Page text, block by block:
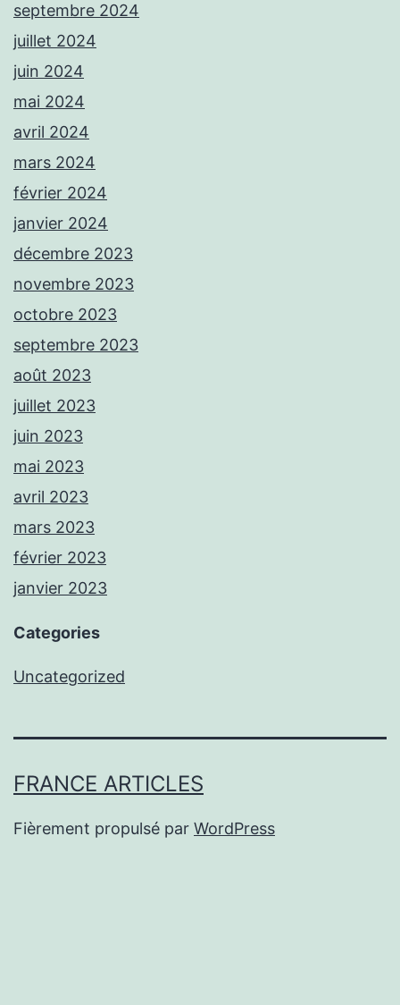
septembre 2024
juillet 2024
juin 2024
mai 2024
avril 2024
mars 2024
février 2024
janvier 2024
décembre 2023
novembre 2023
octobre 2023
septembre 2023
août 2023
juillet 2023
juin 2023
mai 2023
avril 2023
mars 2023
février 2023
janvier 2023
Categories
Uncategorized
FRANCE ARTICLES
Fièrement propulsé par WordPress